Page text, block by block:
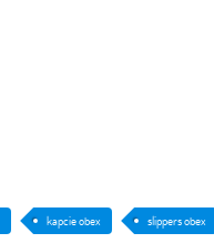
kapcie obex slippers obex